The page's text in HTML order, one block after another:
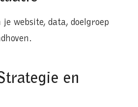
je website, data, doelgroep
en